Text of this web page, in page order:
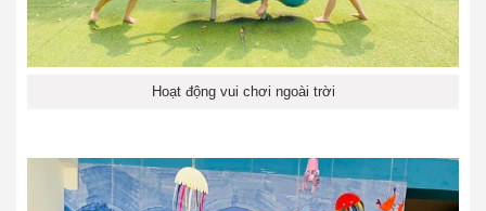
Hoạt động vui chơi ngoài trời